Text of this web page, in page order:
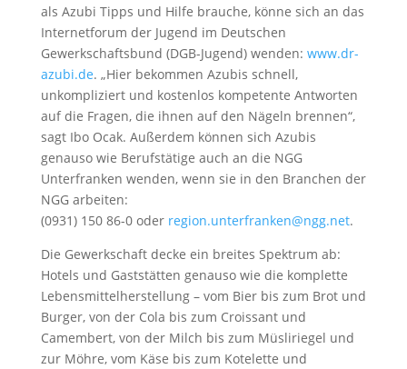
als Azubi Tipps und Hilfe brauche, könne sich an das
Internetforum der Jugend im Deutschen
Gewerkschaftsbund (DGB-Jugend) wenden: www.dr-
azubi.de. „Hier bekommen Azubis schnell,
unkompliziert und kostenlos kompetente Antworten
auf die Fragen, die ihnen auf den Nägeln brennen“,
sagt Ibo Ocak. Außerdem können sich Azubis
genauso wie Berufstätige auch an die NGG
Unterfranken wenden, wenn sie in den Branchen der
NGG arbeiten:
(0931) 150 86-0 oder region.unterfranken@ngg.net.
Die Gewerkschaft decke ein breites Spektrum ab:
Hotels und Gaststätten genauso wie die komplette
Lebensmittelherstellung – vom Bier bis zum Brot und
Burger, von der Cola bis zum Croissant und
Camembert, von der Milch bis zum Müsliriegel und
zur Möhre, vom Käse bis zum Kotelette und